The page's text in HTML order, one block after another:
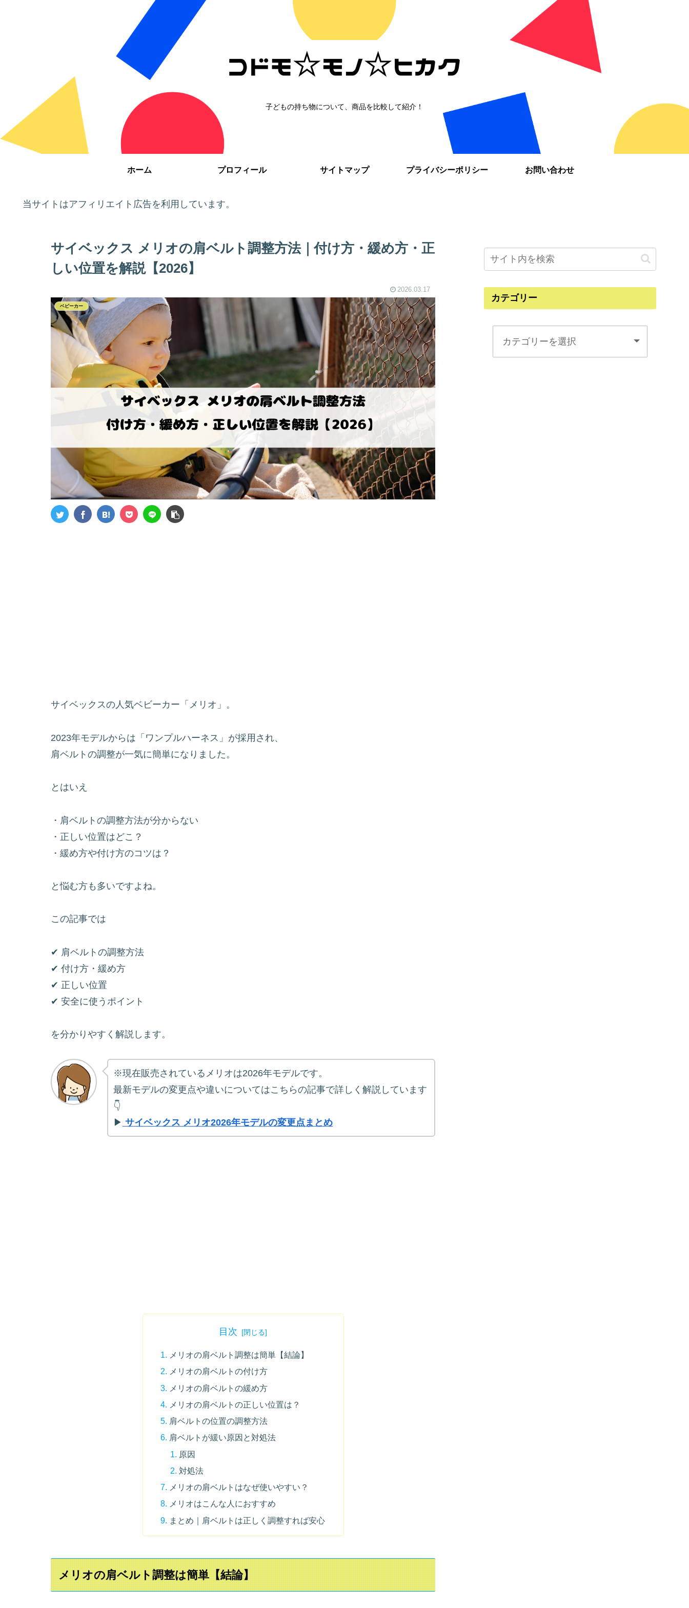
子どもの持ち物について、商品を比較して紹介！
ホーム プロフィール サイトマップ プライバシーポリシー お問い合わせ
当サイトはアフィリエイト広告を利用しています。
サイベックス メリオの肩ベルト調整方法｜付け方・緩め方・正
しい位置を解説【2026】
2026.03.17
ベビーカー
サイベックスの人気ベビーカー「メリオ」。
2023年モデルからは「ワンプルハーネス」が採用され、
肩ベルトの調整が一気に簡単になりました。
とはいえ
・肩ベルトの調整方法が分からない
・正しい位置はどこ？
・緩め方や付け方のコツは？
と悩む方も多いですよね。
この記事では
✔ 肩ベルトの調整方法
✔ 付け方・緩め方
✔ 正しい位置
✔ 安全に使うポイント
を分かりやすく解説します。
※現在販売されているメリオは2026年モデルです。
最新モデルの変更点や違いについてはこちらの記事で詳しく解説しています
👇
▶ サイベックス メリオ2026年モデルの変更点まとめ
目次
メリオの肩ベルト調整は簡単【結論】
メリオの肩ベルトの付け方
メリオの肩ベルトの緩め方
メリオの肩ベルトの正しい位置は？
肩ベルトの位置の調整方法
肩ベルトが緩い原因と対処法
原因
対処法
メリオの肩ベルトはなぜ使いやすい？
メリオはこんな人におすすめ
まとめ｜肩ベルトは正しく調整すれば安心
メリオの肩ベルト調整は簡単【結論】
カテゴリー